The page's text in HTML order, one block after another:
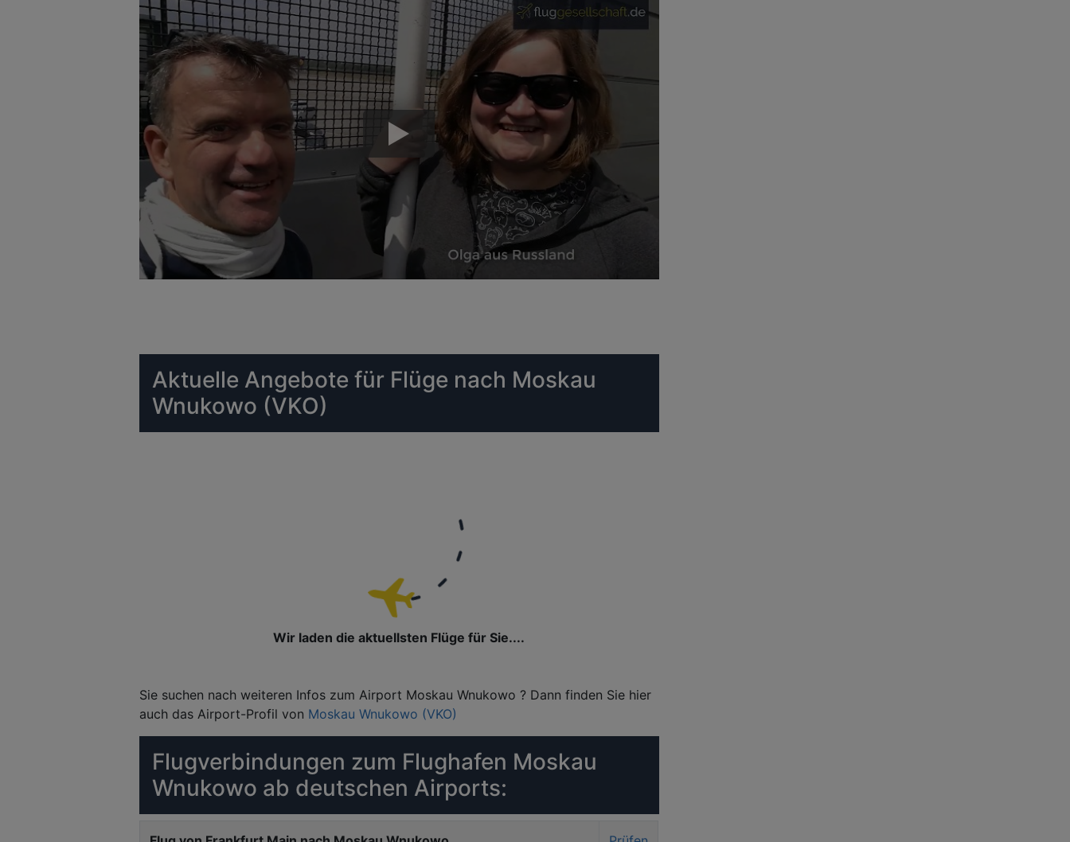
Aktuelle Angebote für Flüge nach Moskau
Wnukowo (VKO)
Wir laden die aktuellsten Flüge für Sie....
Sie suchen nach weiteren Infos zum Airport Moskau Wnukowo ? Dann finden Sie hier
auch das Airport-Profil von Moskau Wnukowo (VKO)
Flugverbindungen zum Flughafen Moskau
Wnukowo ab deutschen Airports: